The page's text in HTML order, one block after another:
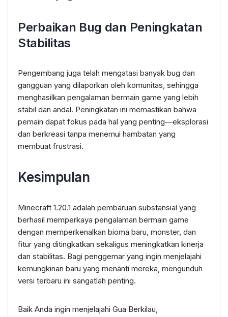
Perbaikan Bug dan Peningkatan
Stabilitas
Pengembang juga telah mengatasi banyak bug dan
gangguan yang dilaporkan oleh komunitas, sehingga
menghasilkan pengalaman bermain game yang lebih
stabil dan andal. Peningkatan ini memastikan bahwa
pemain dapat fokus pada hal yang penting—eksplorasi
dan berkreasi tanpa menemui hambatan yang
membuat frustrasi.
Kesimpulan
Minecraft 1.20.1 adalah pembaruan substansial yang
berhasil memperkaya pengalaman bermain game
dengan memperkenalkan bioma baru, monster, dan
fitur yang ditingkatkan sekaligus meningkatkan kinerja
dan stabilitas. Bagi penggemar yang ingin menjelajahi
kemungkinan baru yang menanti mereka, mengunduh
versi terbaru ini sangatlah penting.
Baik Anda ingin menjelajahi Gua Berkilau,